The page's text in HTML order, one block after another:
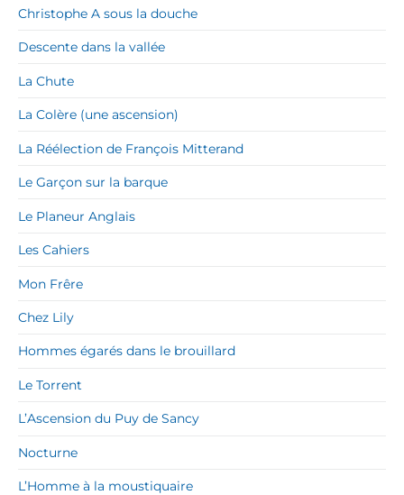
Christophe A sous la douche
Descente dans la vallée
La Chute
La Colère (une ascension)
La Réélection de François Mitterand
Le Garçon sur la barque
Le Planeur Anglais
Les Cahiers
Mon Frêre
Chez Lily
Hommes égarés dans le brouillard
Le Torrent
L’Ascension du Puy de Sancy
Nocturne
L’Homme à la moustiquaire